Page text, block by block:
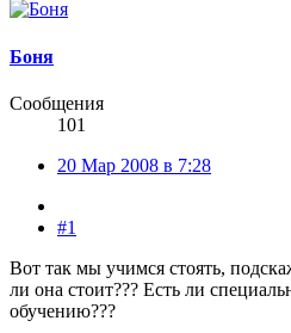
Боня
Сообщения
101
20 Мар 2008 в 7:28
#1
Вот так мы учимся стоять,
ли она стоит??? Есть ли
обучению???